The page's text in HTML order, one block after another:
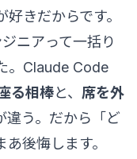
きだからです。
ニアって一括り
。Claude Code
る相棒と、 席を外
違う。だから「ど
後悔します。